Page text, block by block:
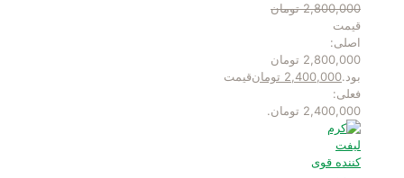
2,800,000 تومان
قیمت
اصلی:
2,800,000 تومان
بود.2,400,000 تومانقیمت
فعلی:
2,400,000 تومان.